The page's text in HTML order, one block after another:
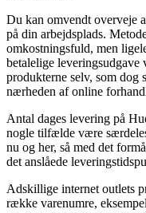
Du kan omvendt overveje
på din arbejdsplads.
omkostningsfuld, men
betalelige
produkterne selv, som dog
nærheden af online
Antal dages levering på
nogle tilfælde være
nu og her, så med det
det anslåede
Adskillige internet outlets
række varenumre,